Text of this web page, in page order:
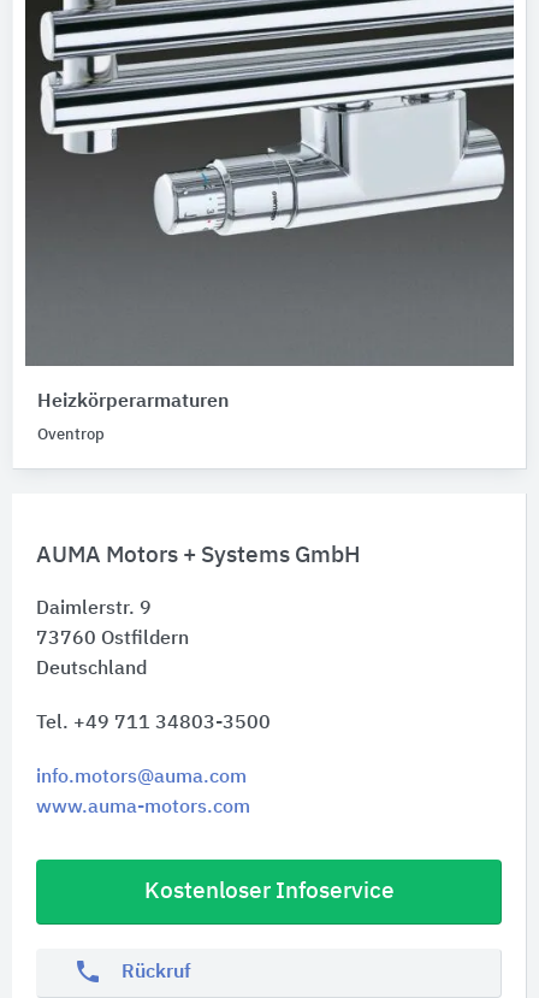
AUMA Motors + Systems GmbH
Daimlerstr. 9
73760 Ostfildern
Deutschland
Tel. +49 711 34803-3500
info.motors@auma.com
www.auma-motors.com
Kostenloser Infoservice
phone Rückruf
Heizkörperarmaturen
Oventrop